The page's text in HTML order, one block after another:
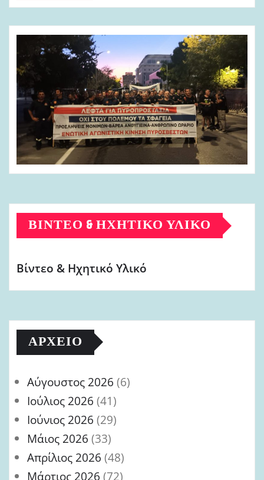
ΒΊΝΤΕΟ & ΗΧΗΤΙΚΌ ΥΛΙΚΌ
Βίντεο & Ηχητικό Υλικό
ΑΡΧΕΊΟ
Αύγουστος 2026 (6)
Ιούλιος 2026 (41)
Ιούνιος 2026 (29)
Μάιος 2026 (33)
Απρίλιος 2026 (48)
Μάρτιος 2026 (72)